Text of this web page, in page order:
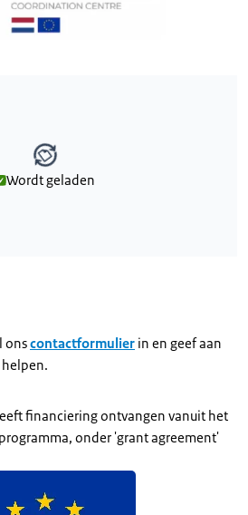
Wordt geladen
onscontactformulier in en geef aan
helpen.
financiering ontvangen vanuit het
onder 'grant agreement'